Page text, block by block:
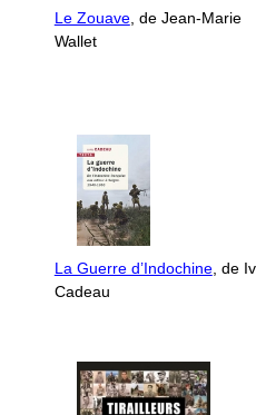
Le Zouave, de Jean-Marie
Wallet
La Guerre d’Indochine, de
Cadeau